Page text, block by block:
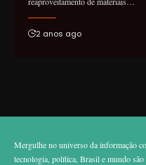
2 anos ago
Mergulhe no universo da informação
tecnologia, política, Brasil e mundo são